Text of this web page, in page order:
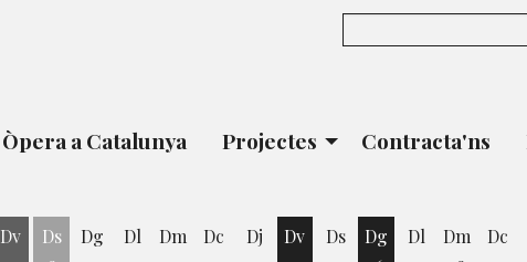
Òpera a Catalunya Projectes Contracta'ns
Dv
Ds
Dg
Dl
Dm
Dc
Dj
Dv
Ds
Dg
Dl
Dm
Dc